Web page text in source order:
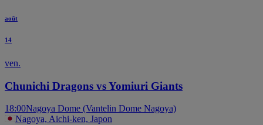
août
14
ven.
Chunichi Dragons vs Yomiuri Giants
18:00Nagoya Dome (Vantelin Dome Nagoya)
Nagoya, Aichi-ken, Japon